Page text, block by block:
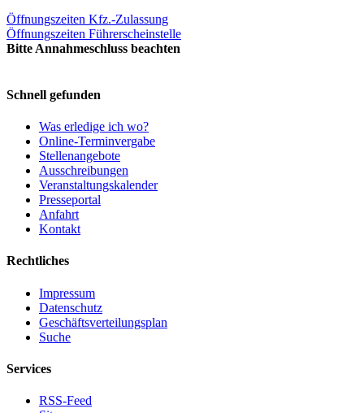
Öffnungszeiten Kfz.-Zulassung
Öffnungszeiten Führerscheinstelle
Bitte Annahmeschluss beachten
Schnell gefunden
Was erledige ich wo?
Online-Terminvergabe
Stellenangebote
Ausschreibungen
Veranstaltungskalender
Presseportal
Anfahrt
Kontakt
Rechtliches
Impressum
Datenschutz
Geschäftsverteilungsplan
Suche
Services
RSS-Feed